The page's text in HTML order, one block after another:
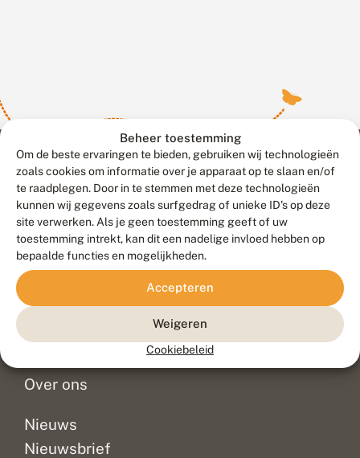
Beheer toestemming
Om de beste ervaringen te bieden, gebruiken wij technologieën
zoals cookies om informatie over je apparaat op te slaan en/of
te raadplegen. Door in te stemmen met deze technologieën
kunnen wij gegevens zoals surfgedrag of unieke ID's op deze
site verwerken. Als je geen toestemming geeft of uw
toestemming intrekt, kan dit een nadelige invloed hebben op
bepaalde functies en mogelijkheden.
Accepteren
Weigeren
Cookiebeleid
Contact
Veelgestelde vragen
Doneer
Over ons
Nieuws
Nieuwsbrief
Meld waarnemingen© 2026 Vlinderstichting
Duurzaam ontwikkeld door
Go2People
, ontworpen door
Blue Field Agency
Privacy
Disclaimer
Sitemap